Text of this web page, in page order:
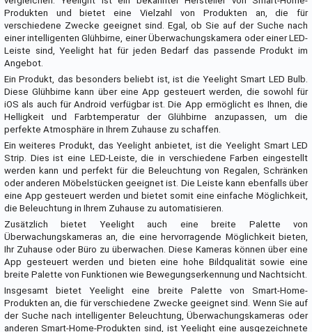
Produkten und bietet eine Vielzahl von Produkten an, die für
verschiedene Zwecke geeignet sind. Egal, ob Sie auf der Suche nach
einer intelligenten Glühbirne, einer Überwachungskamera oder einer LED-
Leiste sind, Yeelight hat für jeden Bedarf das passende Produkt im
Angebot.
Ein Produkt, das besonders beliebt ist, ist die Yeelight Smart LED Bulb.
Diese Glühbirne kann über eine App gesteuert werden, die sowohl für
iOS als auch für Android verfügbar ist. Die App ermöglicht es Ihnen, die
Helligkeit und Farbtemperatur der Glühbirne anzupassen, um die
perfekte Atmosphäre in Ihrem Zuhause zu schaffen.
Ein weiteres Produkt, das Yeelight anbietet, ist die Yeelight Smart LED
Strip. Dies ist eine LED-Leiste, die in verschiedene Farben eingestellt
werden kann und perfekt für die Beleuchtung von Regalen, Schränken
oder anderen Möbelstücken geeignet ist. Die Leiste kann ebenfalls über
eine App gesteuert werden und bietet somit eine einfache Möglichkeit,
die Beleuchtung in Ihrem Zuhause zu automatisieren.
Zusätzlich bietet Yeelight auch eine breite Palette von
Überwachungskameras an, die eine hervorragende Möglichkeit bieten,
Ihr Zuhause oder Büro zu überwachen. Diese Kameras können über eine
App gesteuert werden und bieten eine hohe Bildqualität sowie eine
breite Palette von Funktionen wie Bewegungserkennung und Nachtsicht.
Insgesamt bietet Yeelight eine breite Palette von Smart-Home-
Produkten an, die für verschiedene Zwecke geeignet sind. Wenn Sie auf
der Suche nach intelligenter Beleuchtung, Überwachungskameras oder
anderen Smart-Home-Produkten sind, ist Yeelight eine ausgezeichnete